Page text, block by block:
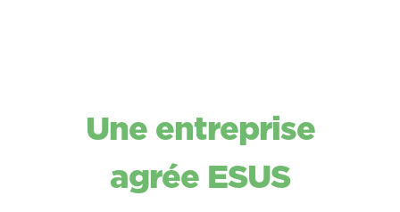
Une entreprise
agrée ESUS